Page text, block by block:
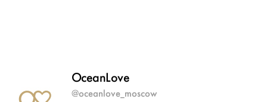
OceanLove
@oceanlove_moscow